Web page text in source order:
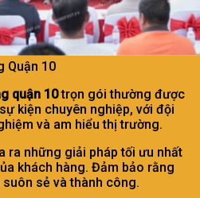
Quận 10
quận 10trọn gói thường được
kiện chuyên nghiệp, với đội
và am hiểu thị trường.
ra những giải pháp tối ưu nhất
khách hàng. Đảm bảo rằng
suôn sẻ và thành công.